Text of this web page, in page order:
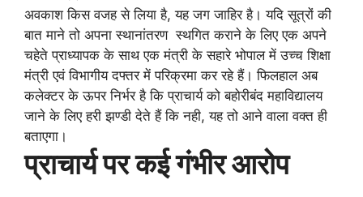
अवकाश किस वजह से लिया है, यह जग जाहिर है। यदि सूत्रों की
बात माने तो अपना स्थानांतरण स्थगित कराने के लिए एक अपने
चहेते प्राध्यापक के साथ एक मंत्री के सहारे भोपाल में उच्च शिक्षा
मंत्री एवं विभागीय दफ्तर में परिक्रमा कर रहे हैं। फिलहाल अब
कलेक्टर के ऊपर निर्भर है कि प्राचार्य को बहोरीबंद महाविद्यालय
जाने के लिए हरी झण्डी देते हैं कि नही, यह तो आने वाला वक्त ही
बताएगा।
प्राचार्य पर कई गंभीर आरोप